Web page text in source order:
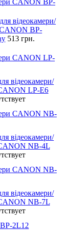
відеокамери/
BP-
513 грн.
CANON LP-
відеокамери/
LP-E6
CANON NB-
відеокамери/
NB-4L
CANON NB-
відеокамери/
NB-7L
2L12